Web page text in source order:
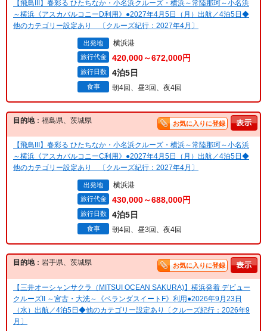
【飛鳥III】春彩る ひたちなか・小名浜クルーズ・横浜～常陸那珂～小名浜
～横浜《アスカバルコニーD利用》●2027年4月5日（月）出航／4泊5日◆
他のカテゴリー設定あり 〔クルーズ紀行：2027年4月〕
出発地 横浜港
旅行代金 420,000～672,000円
旅行日数 4泊5日
食事 朝4回、昼3回、夜4回
目的地：福島県、茨城県 お気に入りに登録
【飛鳥III】春彩る ひたちなか・小名浜クルーズ・横浜～常陸那珂～小名浜
～横浜《アスカバルコニーC利用》●2027年4月5日（月）出航／4泊5日◆
他のカテゴリー設定あり 〔クルーズ紀行：2027年4月〕
出発地 横浜港
旅行代金 430,000～688,000円
旅行日数 4泊5日
食事 朝4回、昼3回、夜4回
目的地：岩手県、茨城県 お気に入りに登録
【三井オーシャンサクラ（MITSUI OCEAN SAKURA)】横浜発着 デビュー
クルーズII ～宮古・大洗～《ベランダスイートF》利用●2026年9月23日
（水）出航／4泊5日◆他のカテゴリー設定あり〔クルーズ紀行：2026年9
月〕